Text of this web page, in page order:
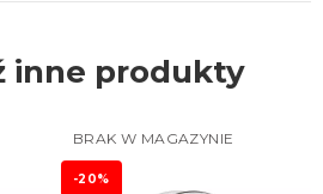
inne produkty
BRAK W MAGAZYNIE
-20%